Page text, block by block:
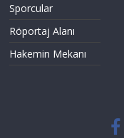
Sporcular
Röportaj Alanı
Hakemin Mekanı